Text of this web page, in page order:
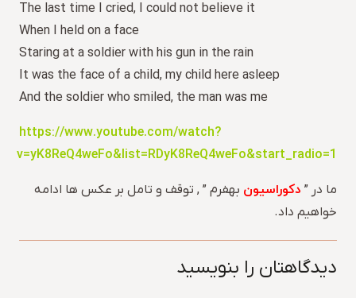
The last time I cried, I could not believe it
When I held on a face
Staring at a soldier with his gun in the rain
It was the face of a child, my child here asleep
And the soldier who smiled, the man was me
https://www.youtube.com/watch?
v=yK8ReQ4weFo&list=RDyK8ReQ4weFo&start_radio=1
ما در ” دکوراسیون بهفرم ” , توقف و تامل بر عکس ها ادامه
خواهیم داد.
دیدگاهتان را بنویسید